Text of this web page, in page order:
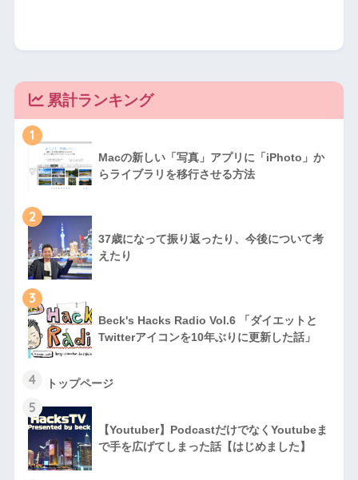
累計ランキング
1
Macの新しい「写真」アプリに「iPhoto」か
らライブラリを移行させる方法
2
37歳になって振り返ったり、今後について考
えたり
3
Beck's Hacks Radio Vol.6 「ダイエットと
Twitterアイコンを10年ぶりに更新した話」
4 トップページ
5
【Youtuber】PodcastだけでなくYoutubeま
で手を広げてしまった話【はじめました】